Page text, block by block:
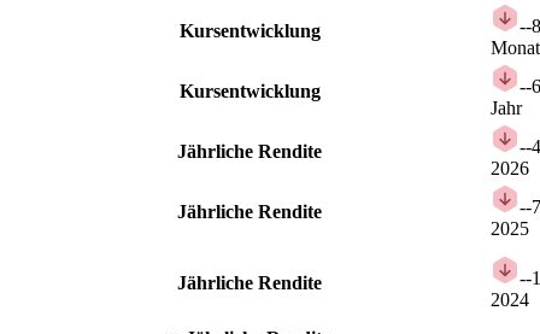
Kursentwicklung --
Monat
Kursentwicklung --
Jahr
Jährliche Rendite --
2026
Jährliche Rendite --
2025
Jährliche Rendite --
2024